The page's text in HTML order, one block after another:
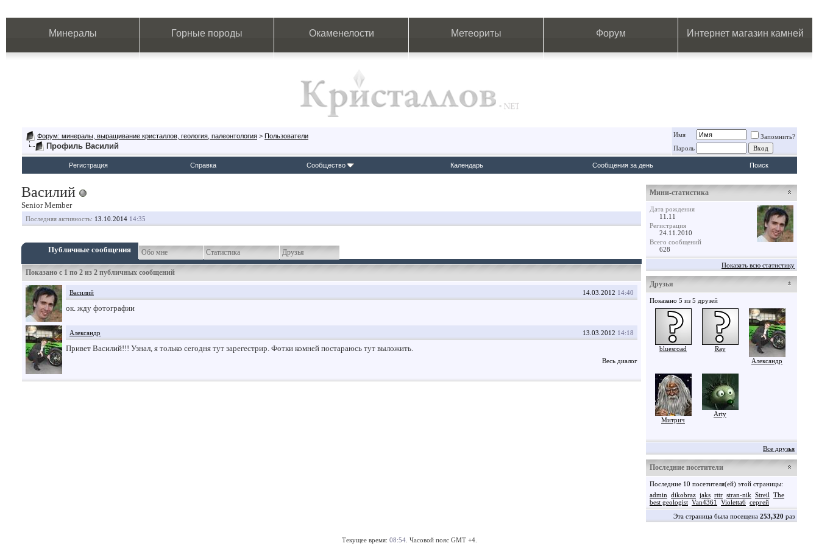
Минералы Горные породы Окаменелости Метеориты Форум Интернет магазин камней
Форум: минералы, выращивание кристаллов, геология, палеонтология > Пользователи
Профиль Василий
Имя
Запомнить?
Пароль
Регистрация Справка Сообщество Календарь Сообщения за день Поиск
Василий
Senior Member
Последняя активность: 13.10.2014 14:35
Публичные сообщения Обо мне Статистика Друзья
Показано с 1 по 2 из 2 публичных сообщений
14.03.2012 14:40
Василий
ок. жду фотографии
13.03.2012 14:18
Александр
Привет Василий!!! Узнал, я только сегодня тут зарегестрир. Фотки комней постараюсь тут выложить.
Весь диалог
Мини-статистика
Дата рождения
11.11
Регистрация
24.11.2010
Всего сообщений
628
Показать всю статистику
Друзья
Показано 5 из 5 друзей
bluesroad
Ray
Александр
Митрич
Arty
Все друзья
Последние посетители
Последние 10 посетителя(ей) этой страницы:
admin dikobraz jaks rttr stran-nik Streil The
best geologist Van4361 Violetta6 сергей
Эта страница была посещена 253,320 раз
Текущее время: 08:54 . Часовой пояс GMT +4.